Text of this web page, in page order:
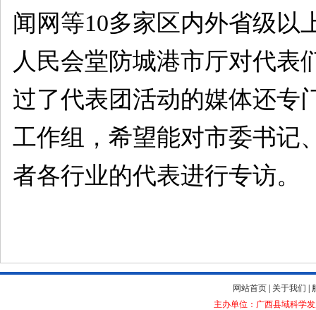
闻网等10多家区内外省级以
人民会堂防城港市厅对代表
过了代表团活动的媒体还专
工作组，希望能对市委书记
者各行业的代表进行专访。
网站首页 关于我们 |
主办单位：广西县域科学